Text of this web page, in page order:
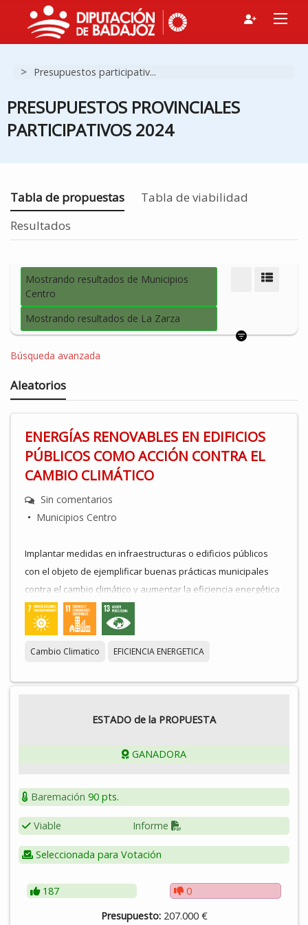
> Presupuestos participativ...
PRESUPUESTOS PROVINCIALES
PARTICIPATIVOS 2024
Estás en
Tabla de propuestas
Tabla de viabilidad
Resultados
Mostrando resultados de Municipios
Centro
Mostrando resultados de La Zarza
Búsqueda avanzada
Aleatorios
ENERGÍAS RENOVABLES EN EDIFICIOS
PÚBLICOS COMO ACCIÓN CONTRA EL
CAMBIO CLIMÁTICO
Sin comentarios
• Municipios Centro
Implantar medidas en infraestructuras o edificios públicos
con el objeto de ejemplificar buenas prácticas municipales
contra el cambio climático y aumentar la eficiencia energética
. Establecer sistemas de ahorro de energía y de costes
económicos públicos que sirvan de experiencias piloto para
Cambio Climatico EFICIENCIA ENERGETICA
ESTADO de la PROPUESTA
GANADORA
Baremación 90 pts.
Viable Informe
Seleccionada para Votación
187
0
Presupuesto: 207.000 €